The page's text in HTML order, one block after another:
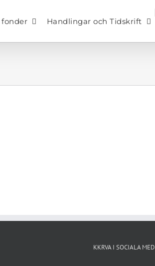
fonder Handlingar och Tidskrift
KKRVA I SOCIALA